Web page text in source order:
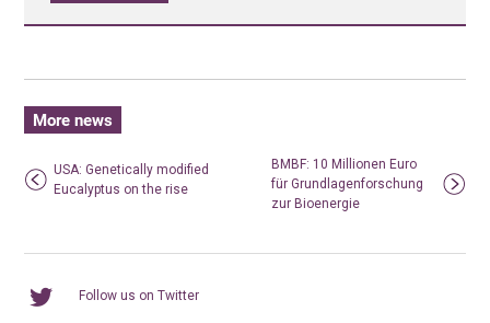
More news
USA: Genetically modified
Eucalyptus on the rise
BMBF: 10 Millionen Euro
für Grundlagenforschung
zur Bioenergie
Follow us on Twitter